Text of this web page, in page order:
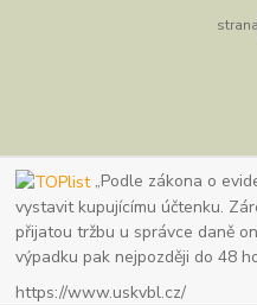
strana
„Podle zákona o
vystavit kupujícímu účtenku.
přijatou tržbu u správce daně
výpadku pak nejpozději do 48
https://www.uskvbl.cz/